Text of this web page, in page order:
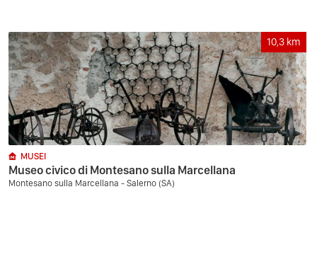
10,3 km
MUSEI
Museo civico di Montesano sulla Marcellana
Montesano sulla Marcellana - Salerno (SA)